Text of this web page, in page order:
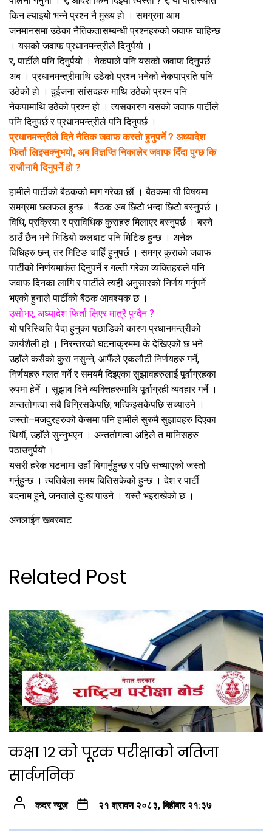
किन ल्याइयो भन्ने प्रश्न नै मुख्य हो । समग्रमा आम
जनमानसमा उठेका नैतिकतासम्बन्धी प्रश्नहरुको जवाफ चाहिन्छ
। यसको जवाफ प्रधानमन्त्रीले दिनुर्पयो ।
र, पार्टीले पनि दिनुर्पयो । नेकपाले पनि यसको जवाफ दिनुपर्छ
अब । प्रधानमन्त्रीमाथि उठेको प्रश्न भनेको नेकपाप्रति पनि
उठेको हो । दुईजना सांसदहरु माथि उठेको प्रश्न पनि
नेकपामाथि उठेको प्रश्न हो । त्यसकारण यसको जवाफ पार्टीले
पनि दिनुपर्छ र प्रधानमन्त्रीले पनि दिनुपर्छ ।
प्रधानमन्त्रीले दिने नैतिक जवाफ कस्तो हुनुपर्ने ? अध्यादेश
फिर्ता लिइसक्नुभयो, अब विज्ञप्ति निकालेर जवाफ दिँदा पुग्छ कि
राजीनामै दिनुपर्ने हो ?
हामीले पार्टीको बैठकको माग गरेका छौं । बैठकमा यी विषयमा
समग्रमा छलफल हुन्छ । बैठक अब छिटो भन्दा छिटो बस्नुपर्छ ।
विधि, प्रक्रिया र प्राविधिक कुराहरु मिलाएर बस्नुपर्छ । बस्ने
ठाउँ छैन भने भिडियो कलबाट पनि मिटिङ हुन्छ । अनेक
विधिहरु छन्, तर मिटिङ चाहिँ हुनुपर्छ । समग्र कुराको जवाफ
पार्टीको निर्णयमार्फत दिनुपर्ने र गल्ती गरेका व्यक्तिहरुले पनि
जवाफ दिनका लागि र पार्टीले त्यही अनुसारको निर्णय गर्नुपर्ने
भएको हुनाले पार्टीको बैठक आवश्यक छ ।
उसोभए, अध्यादेश फिर्ता लिएर मात्रै पुग्दैन ?
यो परिस्थिति पैदा हुनुका पछाडिको कारण प्रधानमन्त्रीको
कार्यशैली हो । निरन्तरको घटनाक्रममा के देखिएको छ भने
उहाँले कसैको कुरा नसुन्ने, आफैंले एकलौटी निर्णयहरु गर्ने,
निर्णयहरु गलत गर्ने र समयमै दिइएका सुझावहरुलाई पूर्वाग्रहका
रुपमा हेर्ने । सुझाव दिने व्यक्तिहरुमाथि पूर्वाग्रही व्यवहार गर्ने ।
अन्ततोगत्वा सबै बिग्रिसकेपछि, भत्किइसकेपछि सच्याउने ।
जस्तो–मजदुरहरुको केसमा पनि हामीले सुरुमै सुझावहरु दिएका
थियौं, उहाँले सुन्नुभएन । अन्ततोगत्वा अहिले त मानिसहरु
पठाउनुर्पयो ।
यसरी हरेक घटनामा उहाँ बिगार्नुहुन्छ र पछि सच्याएको जस्तो
गर्नुहुन्छ । त्यतिबेला समय बितिसकेको हुन्छ । देश र पार्टी
बदनाम हुने, जनताले दुःख पाउने । यस्तै भइराखेको छ ।
अनलाईन खबरबाट
Related Post
कक्षा १२ को पूरक परीक्षाको नतिजा
सार्वजनिक
कदर न्यूज २१ श्रावण २०८३, बिहीबार २१:३७